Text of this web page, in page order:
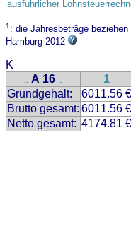
ausführlicher
1: die Jahresbeträge
Hamburg 2012
K
.. A 16 .. 1
Grundgehalt:
6011.56 €
Brutto gesamt: 6011.56 €
Netto gesamt: 4174.81 €